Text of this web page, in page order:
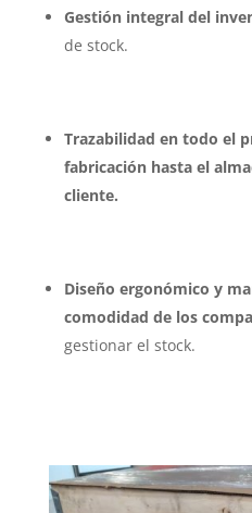
Gestión integral del
de stock.
Trazabilidad en todo el
fabricación hasta el
cliente.
Diseño ergonómico y
comodidad de los
gestionar el stock.